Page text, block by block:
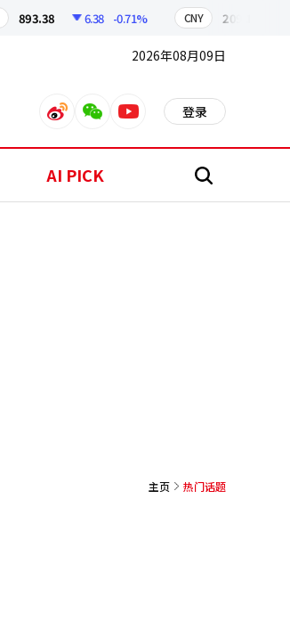
6.38 -0.71% CNY 209.17
2026年08月09日
weiboweixinyoutube 登录
AI PICK 搜
主页 热门话题